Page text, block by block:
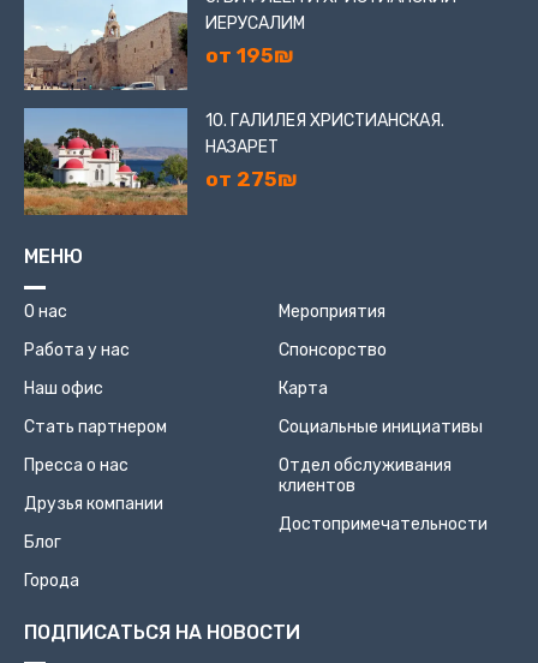
ИЕРУСАЛИМ
от 195₪
10. ГАЛИЛЕЯ ХРИСТИАНСКАЯ.
НАЗАРЕТ
от 275₪
МЕНЮ
О нас
Работа у нас
Наш офис
Стать партнером
Пресса о нас
Друзья компании
Блог
Города
Мероприятия
Спонсорство
Карта
Социальные инициативы
Отдел обслуживания
клиентов
Достопримечательности
ПОДПИСАТЬСЯ НА НОВОСТИ